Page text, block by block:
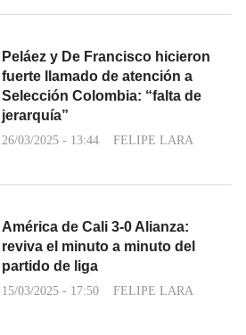
Peláez y De Francisco hicieron
fuerte llamado de atención a
Selección Colombia: “falta de
jerarquía”
26/03/2025 - 13:44 FELIPE LARA
América de Cali 3-0 Alianza:
reviva el minuto a minuto del
partido de liga
15/03/2025 - 17:50 FELIPE LARA